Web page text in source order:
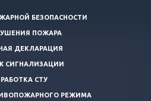
БЕЗОПАСНОСТИ
ПОЖАРА
ДЕКЛАРАЦИЯ
СИГНАЛИЗАЦИИ
СТУ
РЕЖИМА